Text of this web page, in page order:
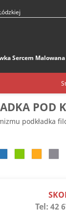
Sercem Malowana
POD
podkładka
Tel: 42